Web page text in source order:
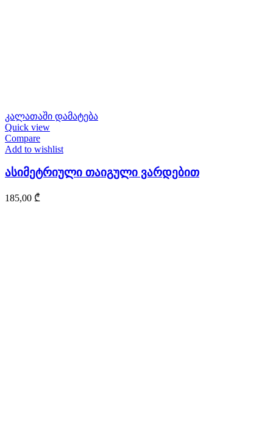
კალათაში დამატება
Quick view
Compare
Add to wishlist
ასიმეტრიული თაიგული ვარდებით
185,00 ₾